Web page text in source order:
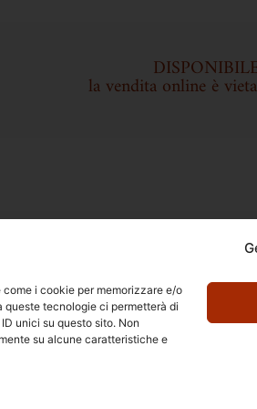
i cookie per memorizzare e/o
tecnologie ci permetterà di
unici su questo sito. Non
su alcune caratteristiche e
la vendita online è